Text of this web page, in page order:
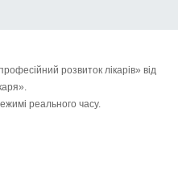
розвиток лікарів» від
реального часу.